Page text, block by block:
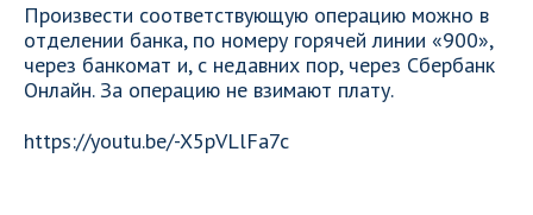
Произвести соответствующую операцию можно в
отделении банка, по номеру горячей линии «900»,
через банкомат и, с недавних пор, через Сбербанк
Онлайн. За операцию не взимают плату.
https://youtu.be/-X5pVLlFa7c